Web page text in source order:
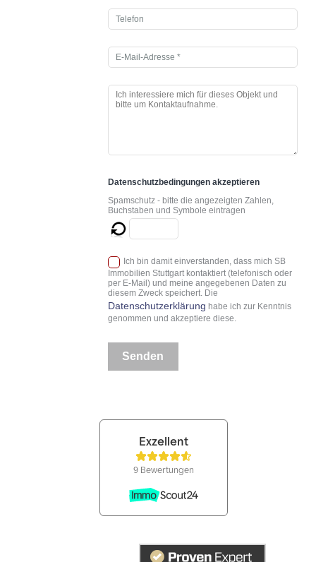
Datenschutzbedingungen akzeptieren
Spamschutz - bitte die angezeigten Zahlen,
Buchstaben und Symbole eintragen
Ich bin damit einverstanden, dass mich SB
Immobilien Stuttgart kontaktiert (telefonisch oder
per E-Mail) und meine angegebenen Daten zu
diesem Zweck speichert. Die
Datenschutzerklärung habe ich zur Kenntnis
genommen und akzeptiere diese.
Senden